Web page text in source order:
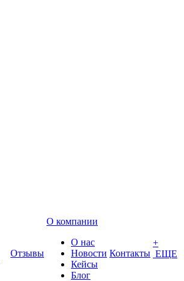
Отзывы
О компании
О нас
Новости
Кейсы
Блог
Контакты
+
ЕЩЕ